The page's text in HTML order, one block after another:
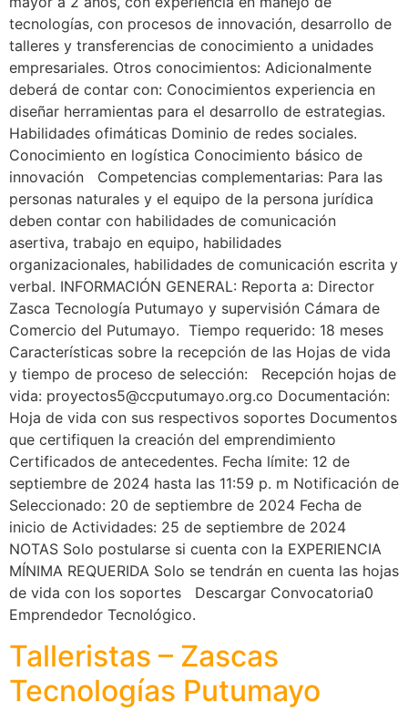
tecnologías, con procesos de innovación, desarrollo de
talleres y transferencias de conocimiento a unidades
empresariales. Otros conocimientos: Adicionalmente
deberá de contar con: Conocimientos experiencia en
diseñar herramientas para el desarrollo de estrategias.
Habilidades ofimáticas Dominio de redes sociales.
Conocimiento en logística Conocimiento básico de
innovación Competencias complementarias: Para las
personas naturales y el equipo de la persona jurídica
deben contar con habilidades de comunicación
asertiva, trabajo en equipo, habilidades
organizacionales, habilidades de comunicación escrita y
verbal. INFORMACIÓN GENERAL: Reporta a: Director
Zasca Tecnología Putumayo y supervisión Cámara de
Comercio del Putumayo. Tiempo requerido: 18 meses
Características sobre la recepción de las Hojas de vida
y tiempo de proceso de selección: Recepción hojas de
vida: proyectos5@ccputumayo.org.co Documentación:
Hoja de vida con sus respectivos soportes Documentos
que certifiquen la creación del emprendimiento
Certificados de antecedentes. Fecha límite: 12 de
septiembre de 2024 hasta las 11:59 p. m Notificación de
Seleccionado: 20 de septiembre de 2024 Fecha de
inicio de Actividades: 25 de septiembre de 2024
NOTAS Solo postularse si cuenta con la EXPERIENCIA
MÍNIMA REQUERIDA Solo se tendrán en cuenta las hojas
de vida con los soportes Descargar Convocatoria0
Emprendedor Tecnológico.
Talleristas – Zascas
Tecnologías Putumayo